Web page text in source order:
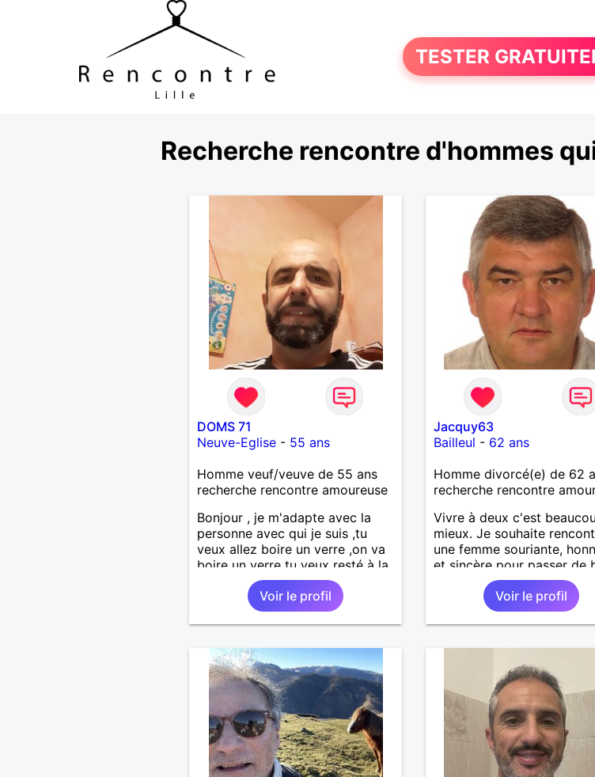
TESTER
Recherche rencontre d'hommes
DOMS 71
Neuve-Eglise- 55 ans
Homme veuf/veuve de 55 ans
recherche rencontre amoureuse
Bonjour , je m'adapte avec la
personne avec qui je suis ,tu
veux allez boire un verre ,on va
boire un verre tu veux resté à la
maison ,on reste
etc...l'important c'est d'etre
ensemble .j'aime me balader ,
faire du sport , regarder des film
par dessus tous rire
Voir le profil
Jacquy63
Bailleul - 62 ans
Homme divorcé(e) de 62
recherche rencontre
Vivre à deux c'est
mieux. Je souhaite
une femme souriante,
et sincère pour passer de
moments, qui aime
balader et partager, je le
souhaite, notre complicité.
J'aime beaucoup les
finalement prendre du bon
temps. C'est difficile de
dire en quelques lignes. En
revanche, vous pouvez me
contacter pour avoir plus
d'informations. A bientôt
Voir le profil